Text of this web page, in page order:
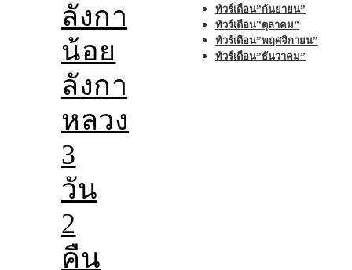
ลังกา
น้อย
ลังกา
หลวง
3
วัน
2
คืน
ทัวร์เดือน”กันยายน”
ทัวร์เดือน”ตุลาคม”
ทัวร์เดือน”พฤศจิกายน”
ทัวร์เดือน”ธันวาคม”